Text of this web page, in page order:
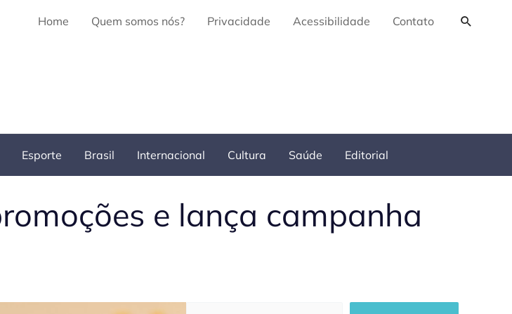
Home Quem somos nós? Privacidade Acessibilidade Contato
Esporte Brasil Internacional Cultura Saúde Editorial
e lança campanha